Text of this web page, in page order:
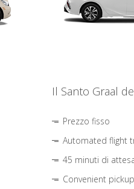
Il Santo Graal
Prezzo fisso
Automated flight
45 minuti di
Convenient